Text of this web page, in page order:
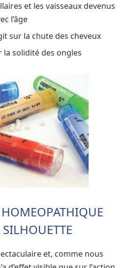
et les vaisseaux devenus
l’âge
sur la chute des cheveux
solidité des ongles
et, comme nous